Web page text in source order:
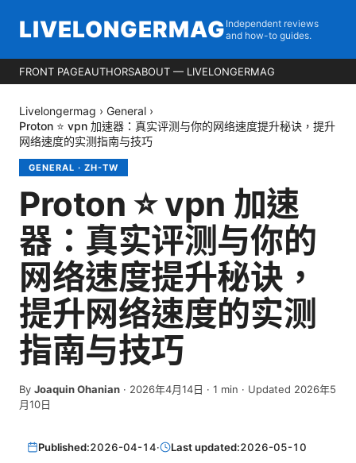
LIVELONGERMAG Independent reviews
and how-to guides.
FRONT PAGEAUTHORSABOUT — LIVELONGERMAG
Livelongermag › General ›
Proton ⭐ vpn 加速器：真实评测与你的网络速度提升秘诀，提升
网络速度的实测指南与技巧
GENERAL · ZH-TW
Proton ⭐ vpn 加速
器：真实评测与你的
网络速度提升秘诀，
提升网络速度的实测
指南与技巧
By Joaquin Ohanian · 2026年4月14日 · 1 min · Updated 2026年5
月10日
Published:2026-04-14· Last updated:2026-05-10